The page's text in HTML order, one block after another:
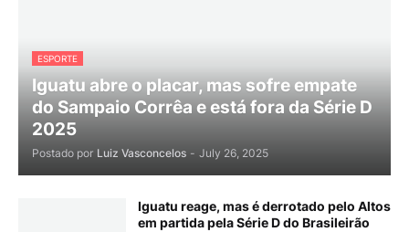
ESPORTE
Iguatu abre o placar, mas sofre empate
do Sampaio Corrêa e está fora da Série D
2025
Postado por Luiz Vasconcelos - July 26, 2025
Iguatu reage, mas é derrotado pelo Altos
em partida pela Série D do Brasileirão